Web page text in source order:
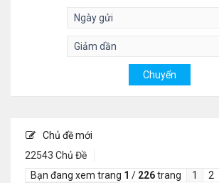
Chủ đề mới
22543 Chủ Đề
Bạn đang xem trang 1 / 226trang 1 2